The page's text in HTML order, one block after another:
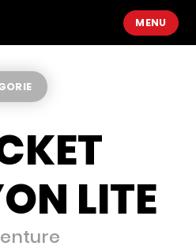
MENU
LITE